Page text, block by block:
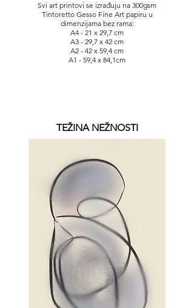
Svi art printovi se izrađuju na 300gsm
Tintoretto Gesso Fine Art papiru u
dimenzijama bez rama:
A4 - 21 x 29,7 cm
A3 - 29,7 x 42 cm
A2 - 42 x 59,4 cm
A1 - 59,4 x 84,1cm
TEŽINA NEŽNOSTI